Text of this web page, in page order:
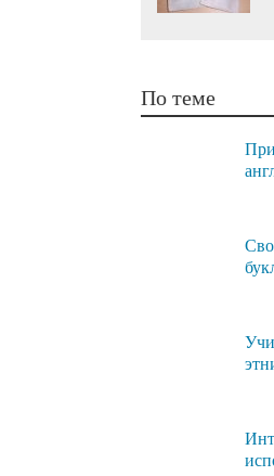
По теме